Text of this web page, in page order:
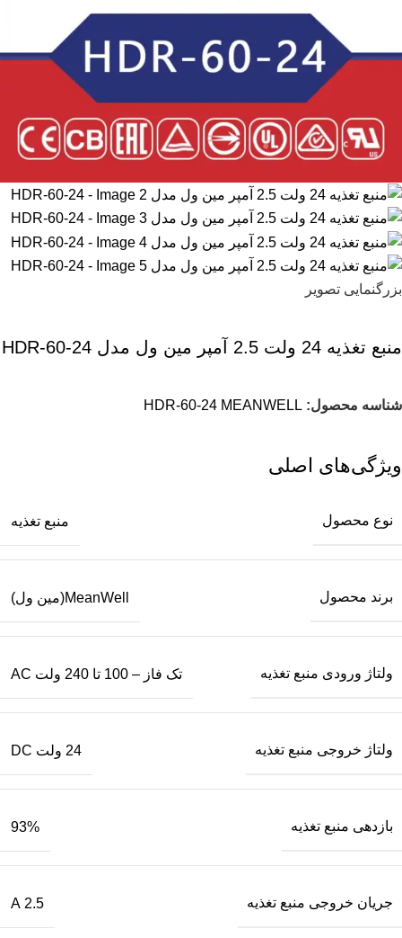
بزرگنمایی تصویر
منبع تغذیه 24 ولت 2.5 آمپر مین ول مدل HDR-60-24
شناسه محصول: HDR-60-24 MEANWELL
ویژگی‌های اصلی
نوع محصول منبع تغذیه
برند محصول MeanWell(مین ول)
ولتاژ ورودی منبع تغذیه تک فاز – 100 تا 240 ولت AC
ولتاژ خروجی منبع تغذیه 24 ولت DC
بازدهی منبع تغذیه 93%
جریان خروجی منبع تغذیه 2.5 A